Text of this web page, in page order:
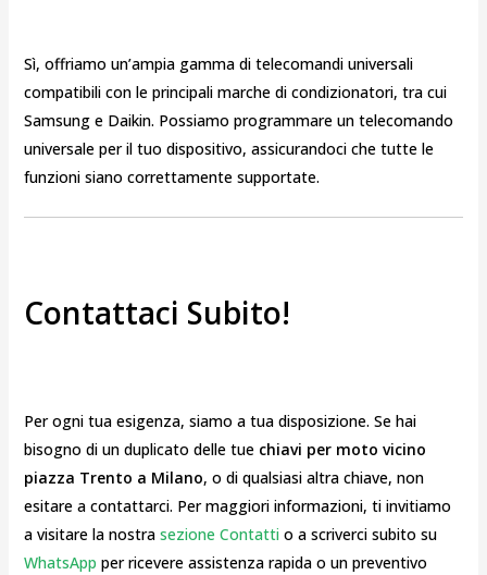
Sì, offriamo un’ampia gamma di telecomandi universali
compatibili con le principali marche di condizionatori, tra cui
Samsung e Daikin. Possiamo programmare un telecomando
universale per il tuo dispositivo, assicurandoci che tutte le
funzioni siano correttamente supportate.
Contattaci Subito!
Per ogni tua esigenza, siamo a tua disposizione. Se hai
bisogno di un duplicato delle tue chiavi per moto vicino
piazza Trento a Milano, o di qualsiasi altra chiave, non
esitare a contattarci. Per maggiori informazioni, ti invitiamo
a visitare la nostra sezione Contattio a scriverci subito su
WhatsApp per ricevere assistenza rapida o un preventivo